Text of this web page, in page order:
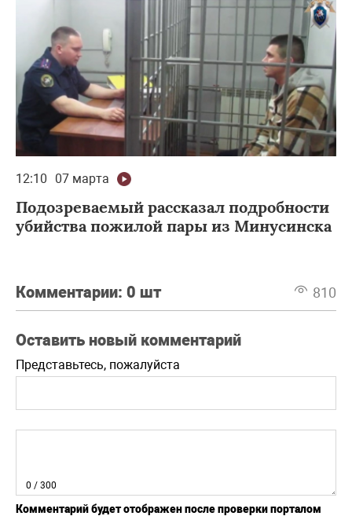
12:10 07 марта
Подозреваемый рассказал подробности
убийства пожилой пары из Минусинска
Комментарии: 0 шт 810
Оставить новый комментарий
Представьтесь, пожалуйста
0 / 300
Комментарий будет отображен после проверки порталом